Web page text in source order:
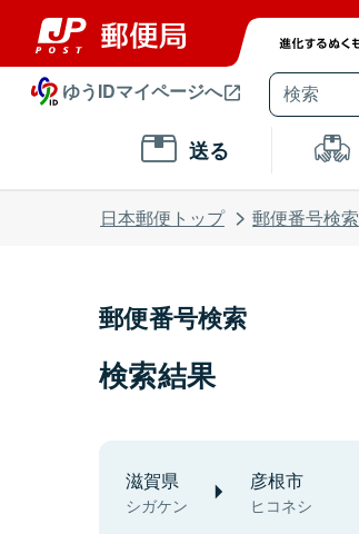
ゆうIDマイページへ
送る
日本郵便トップ 郵便番号検索
郵便番号検索
検索結果
滋賀県
シガケン
彦根市
ヒコネシ